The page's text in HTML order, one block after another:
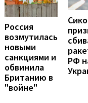
Россия
возмутилась
новыми
санкциями и
обвинила
Британию в
"войне"
РФ